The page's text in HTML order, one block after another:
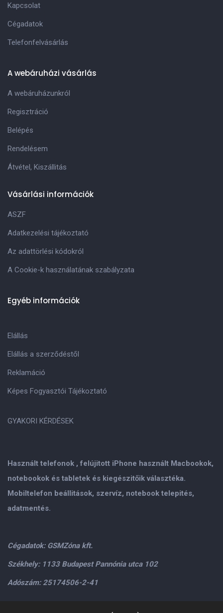
Használt telefonok , felújitott iPhone használt Macbookok,
notebookok és tabletek és kiegészitőik választéka.
Mobiltelefon beállitások, szervíz, notebook telepités,
adatmentés.
Cégadatok: GSMZóna kft.
Székhely: 1133 Budapest Pannónia utca 102
Adószám: 25174506-2-41
Kapcsolat
Cégadatok
Telefonfelvásárlás
A webáruházi vásárlás
A webáruházunkról
Regisztráció
Belépés
Rendelésem
Átvétel, Kiszállitás
Vásárlási információk
ASZF
Adatkezelési tájékoztató
Az adattörlési kódokról
A Cookie-k használatának szabályzata
Egyéb információk
Elállás
Elállás a szerződéstől
Reklamáció
Képes Fogyasztói Tájékoztató
GYAKORI KÉRDÉSEK